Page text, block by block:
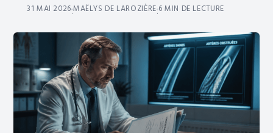
31 MAI 2026·MAËLYS DE LAROZIÈRE·6 MIN DE LECTURE